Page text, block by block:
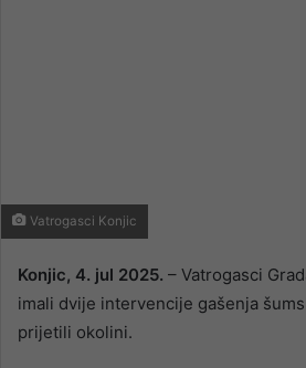
Vatrogasci Konjic
Konjic, 4. jul 2025. – Vatrogasci
imali dvije intervencije gašenja
prijetili okolini.